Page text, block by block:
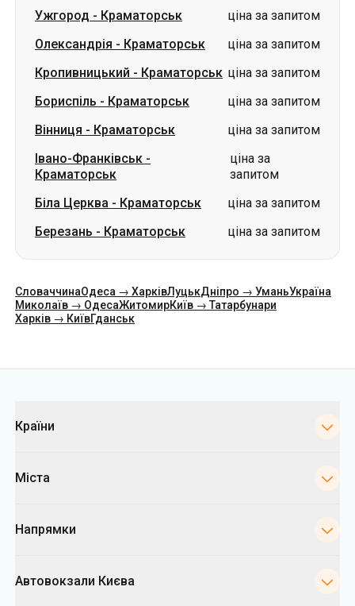
Ужгород - Краматорськ
ціна за запитом
Олександрія - Краматорськ
ціна за запитом
Кропивницький - Краматорськ ціна за запитом
Бориспіль - Краматорськ
ціна за запитом
Вінниця - Краматорськ
ціна за запитом
Івано-Франківськ -
Краматорськ
ціна за
запитом
Біла Церква - Краматорськ
ціна за запитом
Березань - Краматорськ ціна за запитом
СловаччинаОдеса → ХарківЛуцькДніпро → УманьУкраїна
Миколаїв → ОдесаЖитомирКиїв → Татарбунари
Харків → КиївГданськ
Країни
Міста
Напрямки
Автовокзали Києва